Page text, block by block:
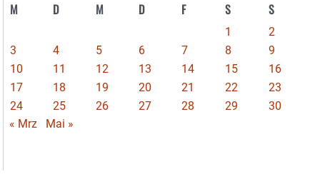
M D M D F S S
1
2
3
4 5 6 7 8
9
10
11 12 13 14 15
16
17
18 19 20 21 22
23
24
25 26 27 28 29
30
« Mrz
Mai »